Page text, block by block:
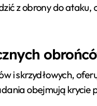
z obrony do ataku,
i skrzydłowych,
obejmują krycie